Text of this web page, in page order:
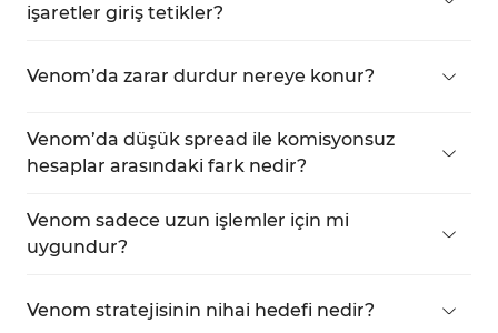
işaretler giriş tetikler?
yapısı değişimi ve talep bölgelerine geri dönüş.
Venom’da zarar durdur nereye konur?
altına veya üstüne.
Venom’da düşük spread ile komisyonsuz
hesaplar arasındaki fark nedir?
daha kesin işlem yürütmesi sunar.
Venom sadece uzun işlemler için mi
uygundur?
biri için ayrı kurulumlar vardır.
Venom stratejisinin nihai hedefi nedir?